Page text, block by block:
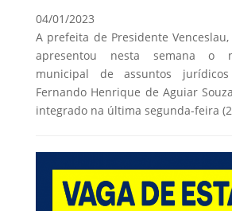
04/01/2023
A prefeita de Presidente
apresentou nesta semana o
municipal de assuntos
Fernando Henrique de Aguiar
integrado na última segunda-feira